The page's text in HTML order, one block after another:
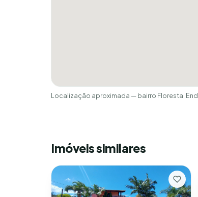
Localização aproximada — bairro Floresta.
Imóveis similares